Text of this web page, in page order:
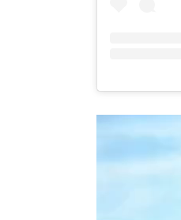
Tocador
vídeo